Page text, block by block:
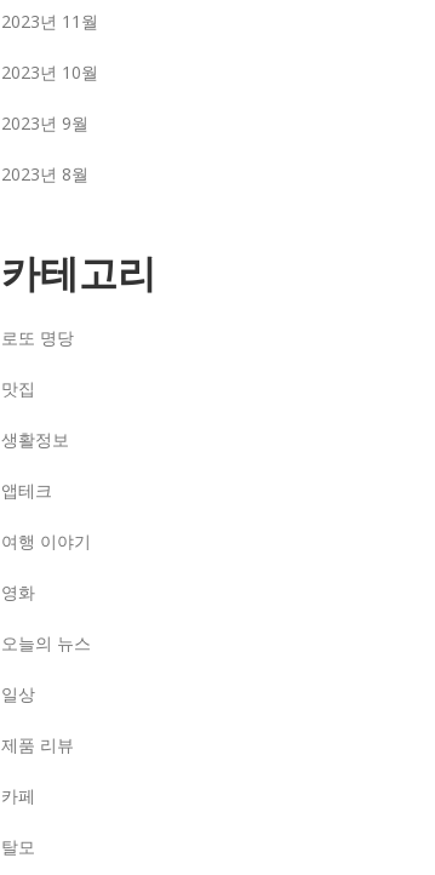
2023년 11월
2023년 10월
2023년 9월
2023년 8월
카테고리
로또 명당
맛집
생활정보
앱테크
여행 이야기
영화
오늘의 뉴스
일상
제품 리뷰
카페
탈모